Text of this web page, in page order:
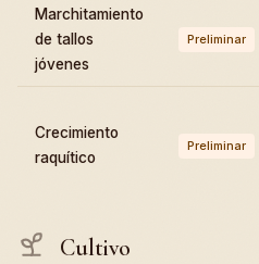
Marchitamiento
de tallos
jóvenes
Preliminar
Crecimiento
raquítico
Preliminar
Cultivo